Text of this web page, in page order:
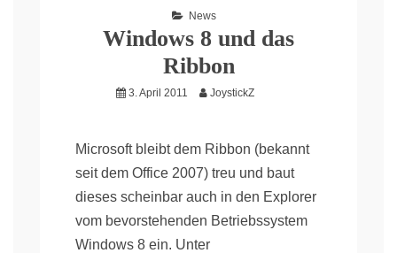
News
Windows 8 und das
Ribbon
3. April 2011 JoystickZ
Microsoft bleibt dem Ribbon (bekannt
seit dem Office 2007) treu und baut
dieses scheinbar auch in den Explorer
vom bevorstehenden Betriebssystem
Windows 8 ein. Unter